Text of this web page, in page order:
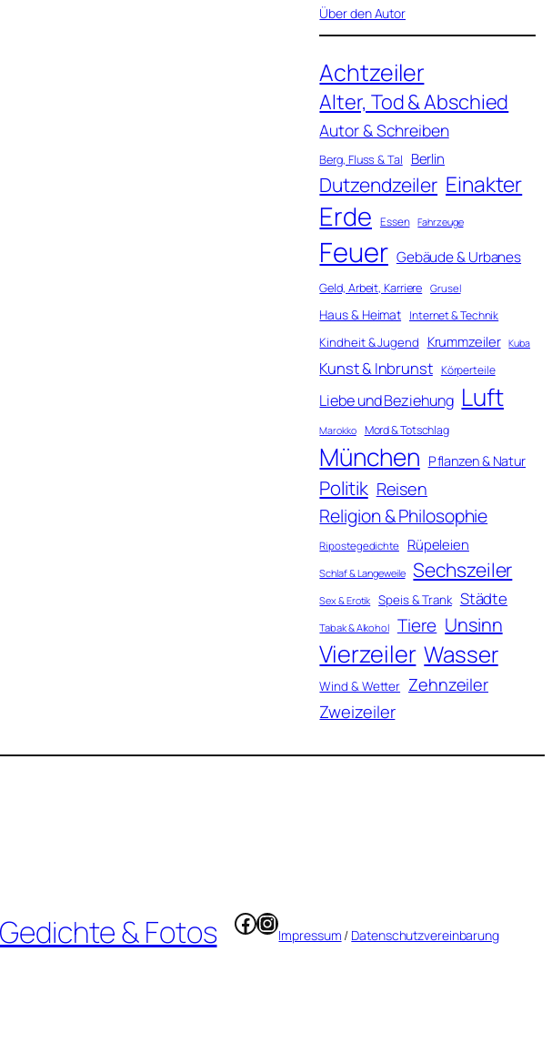
Über den Autor
Achtzeiler
Alter, Tod & Abschied
Autor & Schreiben
Berg, Fluss & Tal Berlin
Dutzendzeiler Einakter
Erde Essen Fahrzeuge
Feuer Gebäude & Urbanes
Geld, Arbeit, Karriere Grusel
Haus & Heimat Internet & Technik
Kindheit & Jugend Krummzeiler Kuba
Kunst & Inbrunst Körperteile
Liebe und Beziehung Luft
Marokko Mord & Totschlag
München Pflanzen & Natur
Politik Reisen
Religion & Philosophie
Ripostegedichte Rüpeleien
Schlaf & Langeweile Sechszeiler
Sex & Erotik Speis & Trank Städte
Tabak & Alkohol Tiere Unsinn
Vierzeiler Wasser
Wind & Wetter Zehnzeiler
Zweizeiler
& Fotos Facebook
Instagram
Impressum / Datenschutzvereinbarung